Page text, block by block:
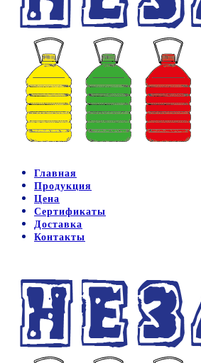
Главная
Продукция
Цена
Сертификаты
Доставка
Контакты